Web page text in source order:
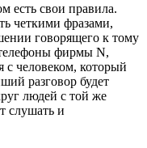
есть свои правила.
четкими фразами,
говорящего к тому
фирмы N,
с человеком, который
разговор будет
людей с той же
слушать и